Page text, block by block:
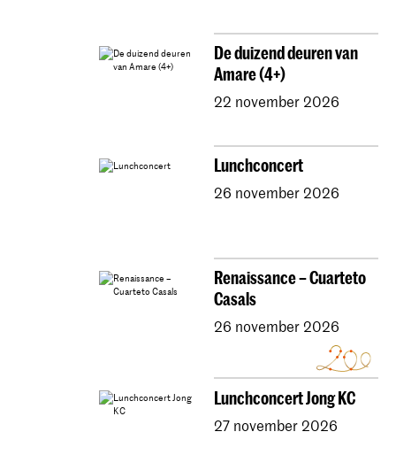
De duizend deuren van
Amare (4+)
22 november 2026
Lunchconcert
26 november 2026
Renaissance – Cuarteto
Casals
26 november 2026
Lunchconcert Jong KC
27 november 2026